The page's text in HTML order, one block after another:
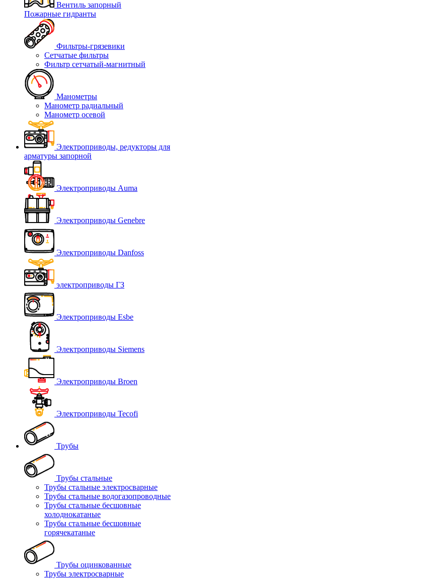
Вентиль запорный
Пожарные гидранты
Фильтры-грязевики
Сетчатые фильтры
Фильтр сетчатый-магнитный
Манометры
Манометр радиальный
Манометр осевой
Электроприводы, редукторы для
арматуры запорной
Электроприводы Auma
Электроприводы Genebre
Электроприводы Danfoss
электроприводы ГЗ
Электроприводы Esbe
Электроприводы Siemens
Электроприводы Broen
Электроприводы Tecofi
Трубы
Трубы стальные
Трубы стальные электросварные
Трубы стальные водогазопроводные
Трубы стальные бесшовные
холоднокатаные
Трубы стальные бесшовные
горячекатаные
Трубы оцинкованные
Трубы электросварные